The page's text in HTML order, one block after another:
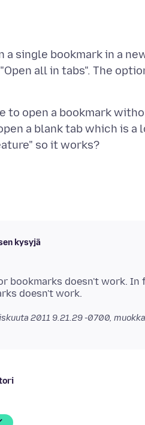
a single bookmark in a
all in tabs". The
to open a bookmark
a blank tab which is a
kysyjä
bookmarks doesn't work.
2011 9.21.29 -0700,